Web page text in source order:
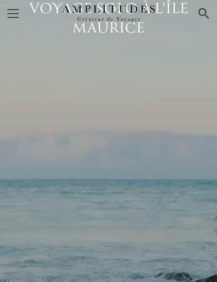
×
VOYAGE SOLO À L'ÎLE
MAURICE